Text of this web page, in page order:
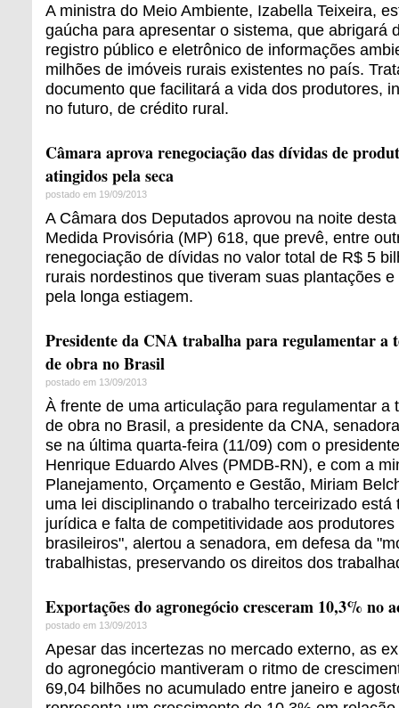
A ministra do Meio Ambiente, Izabella Teixeira,
gaúcha para apresentar o sistema, que abrigará
registro público e eletrônico de informações
milhões de imóveis rurais existentes no país.
documento que facilitará a vida dos produtores,
no futuro, de crédito rural.
Câmara aprova renegociação das dívidas de
atingidos pela seca
postado em 19/09/2013
A Câmara dos Deputados aprovou na noite
Medida Provisória (MP) 618, que prevê, entre
renegociação de dívidas no valor total de R$ 5
rurais nordestinos que tiveram suas plantações
pela longa estiagem.
Presidente da CNA trabalha para regulamentar a
de obra no Brasil
postado em 13/09/2013
À frente de uma articulação para regulamentar a
de obra no Brasil, a presidente da CNA,
se na última quarta-feira (11/09) com o
Henrique Eduardo Alves (PMDB-RN), e com a
Planejamento, Orçamento e Gestão, Miriam
uma lei disciplinando o trabalho terceirizado está
jurídica e falta de competitividade aos
brasileiros", alertou a senadora, em defesa da
trabalhistas, preservando os direitos dos
Exportações do agronegócio cresceram 10,3% no
postado em 13/09/2013
Apesar das incertezas no mercado externo, as
do agronegócio mantiveram o ritmo de
69,04 bilhões no acumulado entre janeiro e